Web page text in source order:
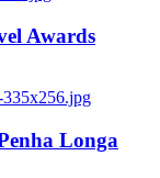
Awards
335x256.jpg
Longa